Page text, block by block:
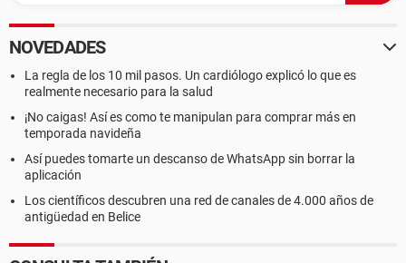
NOVEDADES
La regla de los 10 mil pasos. Un cardiólogo explicó lo que es
realmente necesario para la salud
¡No caigas! Así es como te manipulan para comprar más en
temporada navideña
Así puedes tomarte un descanso de WhatsApp sin borrar la
aplicación
Los científicos descubren una red de canales de 4.000 años de
antigüedad en Belice